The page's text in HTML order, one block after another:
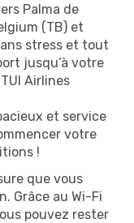
Palma de
(TB) et
stress et tout
jusqu’à votre
Airlines
et service
votre
!
que vous
Grâce au Wi-Fi
pouvez rester